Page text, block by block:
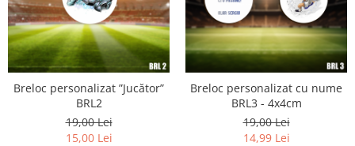
Breloc personalizat ”Jucător”
BRL2
19,00 Lei
15,00 Lei
Breloc personalizat cu nume
BRL3 - 4x4cm
19,00 Lei
14,99 Lei